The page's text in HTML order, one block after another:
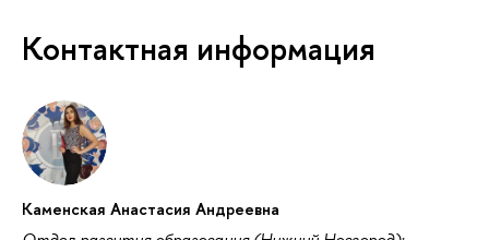
Контактная информация
Каменская Анастасия Андреевна